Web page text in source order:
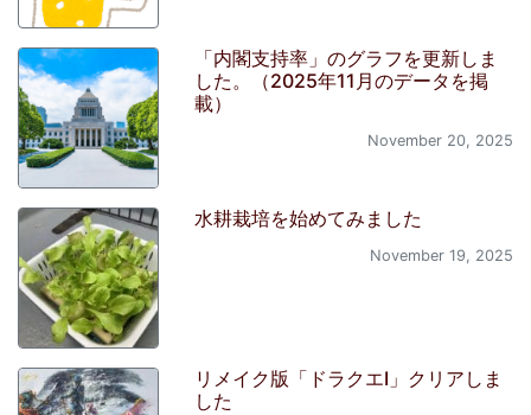
「内閣支持率」のグラフを更新しま
した。（2025年11月のデータを掲
載）
November 20, 2025
水耕栽培を始めてみました
November 19, 2025
リメイク版「ドラクエI」クリアしま
した